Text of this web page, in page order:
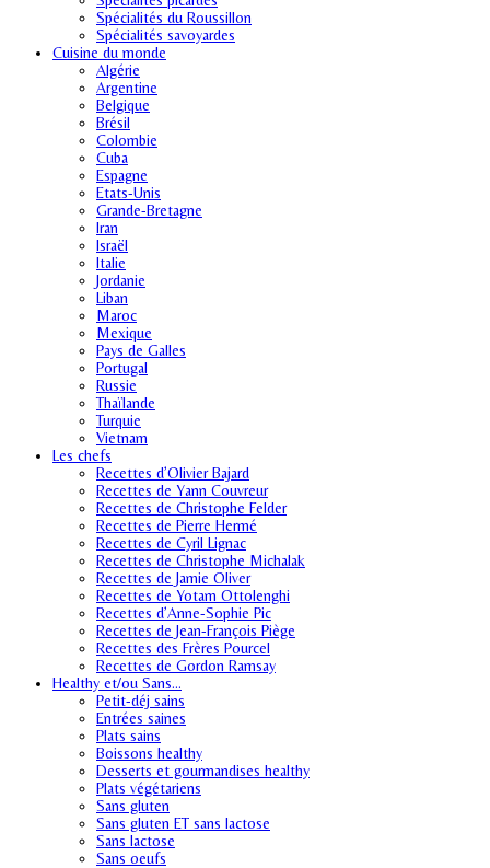
Spécialités du Roussillon
Spécialités savoyardes
Cuisine du monde
Algérie
Argentine
Belgique
Brésil
Colombie
Cuba
Espagne
Etats-Unis
Grande-Bretagne
Iran
Israël
Italie
Jordanie
Liban
Maroc
Mexique
Pays de Galles
Portugal
Russie
Thaïlande
Turquie
Vietnam
Les chefs
Recettes d’Olivier Bajard
Recettes de Yann Couvreur
Recettes de Christophe Felder
Recettes de Pierre Hermé
Recettes de Cyril Lignac
Recettes de Christophe Michalak
Recettes de Jamie Oliver
Recettes de Yotam Ottolenghi
Recettes d’Anne-Sophie Pic
Recettes de Jean-François Piège
Recettes des Frères Pourcel
Recettes de Gordon Ramsay
Healthy et/ou Sans…
Petit-déj sains
Entrées saines
Plats sains
Boissons healthy
Desserts et gourmandises healthy
Plats végétariens
Sans gluten
Sans gluten ET sans lactose
Sans lactose
Sans oeufs